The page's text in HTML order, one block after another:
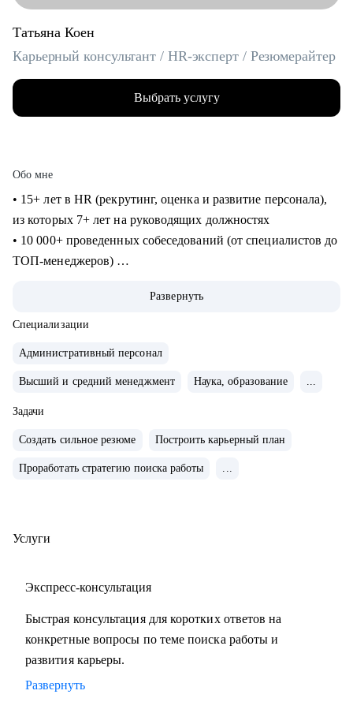
Татьяна Коен
Карьерный консультант / НR-эксперт / Резюмерайтер
Выбрать услугу
Обо мне
• 15+ лет в HR (рекрутинг, оценка и развитие персонала),
из которых 7+ лет на руководящих должностях
• 10 000+ проведенных собеседований (от специалистов до
ТОП-менеджеров)
• 2000+ карьерных и профориентационных консультаций
• 200+ проведенных ассессмент-центров, тренингов и
С чем помогу:
привлекательным для работодателя
• создать эффективное резюме и сопроводительное письмо
смены профессии, сформулировать карьерные цели и план
• составить стратегию поиска работы
профессиональным ростом.
Кому могу помочь:
• руководителям и экспертам из отраслей: продажи b2b и
Развернуть
Специализации
Административный персонал
Высший и средний менеджмент Наука, образование ...
Задачи
Создать сильное резюме Построить карьерный план
Проработать стратегию поиска работы ...
Услуги
Экспресс-консультация
Быстрая консультация для коротких ответов на
конкретные вопросы по теме поиска работы и
развития карьеры.
Развернуть